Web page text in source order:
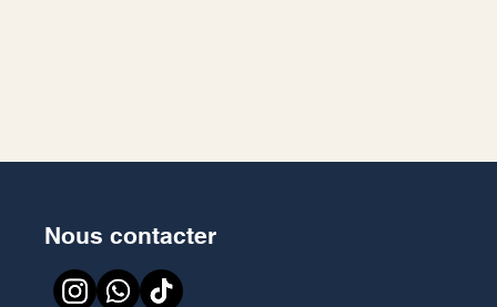
Nous contacter